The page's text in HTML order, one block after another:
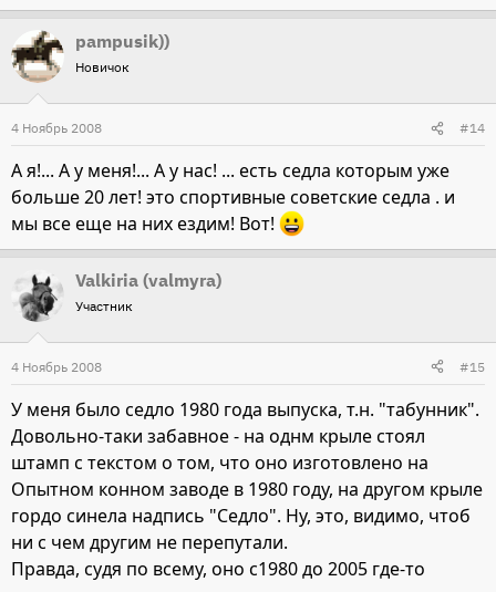
pampusik))
Новичок
4 Ноябрь 2008 #14
А я!... А у меня!... А у нас! ... есть седла которым уже
больше 20 лет! это спортивные советские седла . и
мы все еще на них ездим! Вот!
Valkiria (valmyra)
Участник
4 Ноябрь 2008 #15
У меня было седло 1980 года выпуска, т.н. "табунник".
Довольно-таки забавное - на однм крыле стоял
штамп с текстом о том, что оно изготовлено на
Опытном конном заводе в 1980 году, на другом крыле
гордо синела надпись "Седло". Ну, это, видимо, чтоб
ни с чем другим не перепутали.
Правда, судя по всему, оно с1980 до 2005 где-то